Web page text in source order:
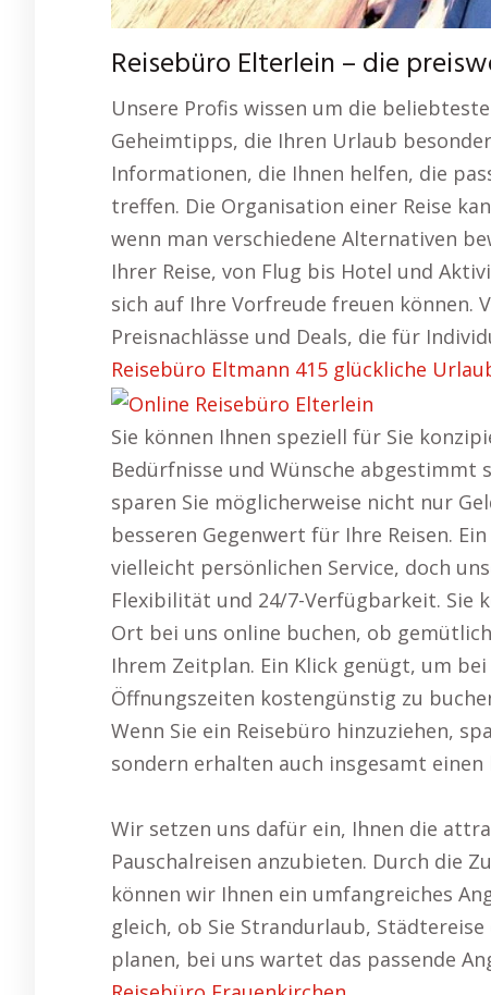
Reisebüro Elterlein – die
Unsere Profis wissen um die
Geheimtipps, die Ihren Urlaub
Informationen, die Ihnen helfen, die
treffen. Die Organisation einer Reise
wenn man verschiedene Alternativen
Ihrer Reise, von Flug bis Hotel und
sich auf Ihre Vorfreude freuen können.
Preisnachlässe und Deals, die für
Reisebüro Eltmann 415 glückliche
Sie können Ihnen speziell für Sie
Bedürfnisse und Wünsche abgestimmt
sparen Sie möglicherweise nicht nur
besseren Gegenwert für Ihre Reisen.
vielleicht persönlichen Service, doch
Flexibilität und 24/7-Verfügbarkeit. Sie
Ort bei uns online buchen, ob
Ihrem Zeitplan. Ein Klick genügt, um
Öffnungszeiten kostengünstig zu
Wenn Sie ein Reisebüro hinzuziehen,
sondern erhalten auch insgesamt
Wir setzen uns dafür ein, Ihnen die
Pauschalreisen anzubieten. Durch die
können wir Ihnen ein umfangreiches
gleich, ob Sie Strandurlaub,
planen, bei uns wartet das passende